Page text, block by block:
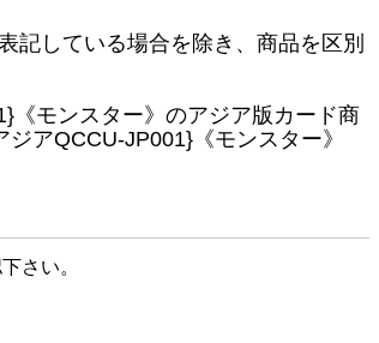
記している場合を除き、商品を区別
《モンスター》のアジア版カード商
アQCCU-JP001}《モンスター》
さい。